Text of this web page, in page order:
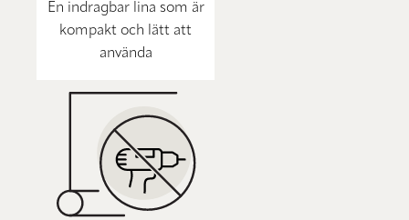
En indragbar lina som är
kompakt och lätt att
använda